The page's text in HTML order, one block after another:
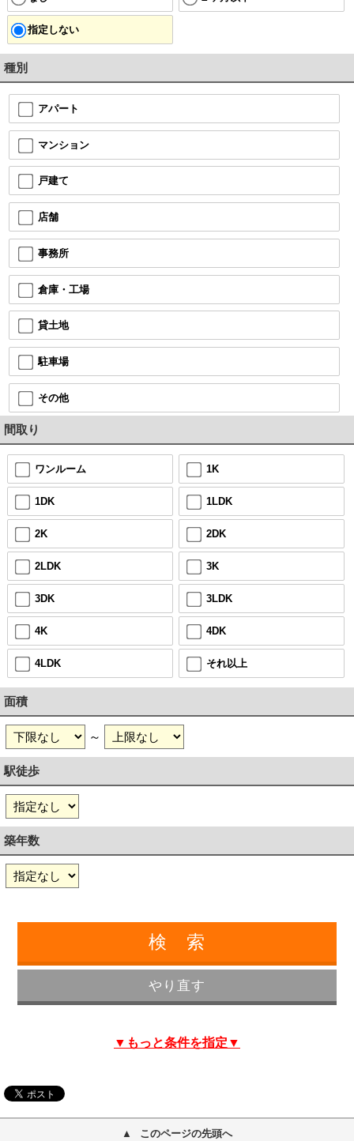
指定しない
種別
アパート
マンション
戸建て
店舗
事務所
倉庫・工場
貸土地
駐車場
その他
間取り
ワンルーム 1K
1DK 1LDK
2K 2DK
2LDK 3K
3DK 3LDK
4K 4DK
4LDK それ以上
面積
～
駅徒歩
築年数
▼もっと条件を指定▼
このページの先頭へ